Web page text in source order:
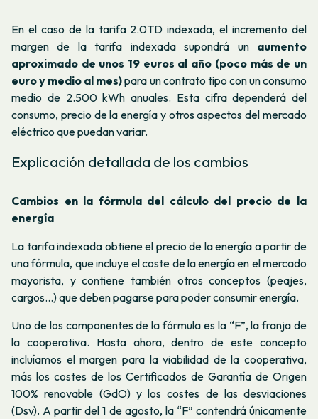
En el caso de la tarifa 2.0TD indexada, el incremento del
margen de la tarifa indexada supondrá un aumento
aproximado de unos 19 euros al año (poco más de un
euro y medio al mes)para un contrato tipo con un consumo
medio de 2.500 kWh anuales. Esta cifra dependerá del
consumo, precio de la energía y otros aspectos del mercado
eléctrico que puedan variar.
Explicación detallada de los cambios
Cambios en la fórmula del cálculo del precio de la
energía
La tarifa indexada obtiene el precio de la energía a partir de
una fórmula, que incluye el coste de la energía en el mercado
mayorista, y contiene también otros conceptos (peajes,
cargos…) que deben pagarse para poder consumir energía.
Uno de los componentes de la fórmula es la “F”, la franja de
la cooperativa. Hasta ahora, dentro de este concepto
incluíamos el margen para la viabilidad de la cooperativa,
más los costes de los Certificados de Garantía de Origen
100% renovable (GdO) y los costes de las desviaciones
(Dsv). A partir del 1 de agosto, la “F” contendrá únicamente